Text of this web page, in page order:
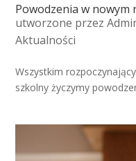
Powodzenia w nowym
utworzone przez
Aktualności
Wszystkim
szkolny życzymy